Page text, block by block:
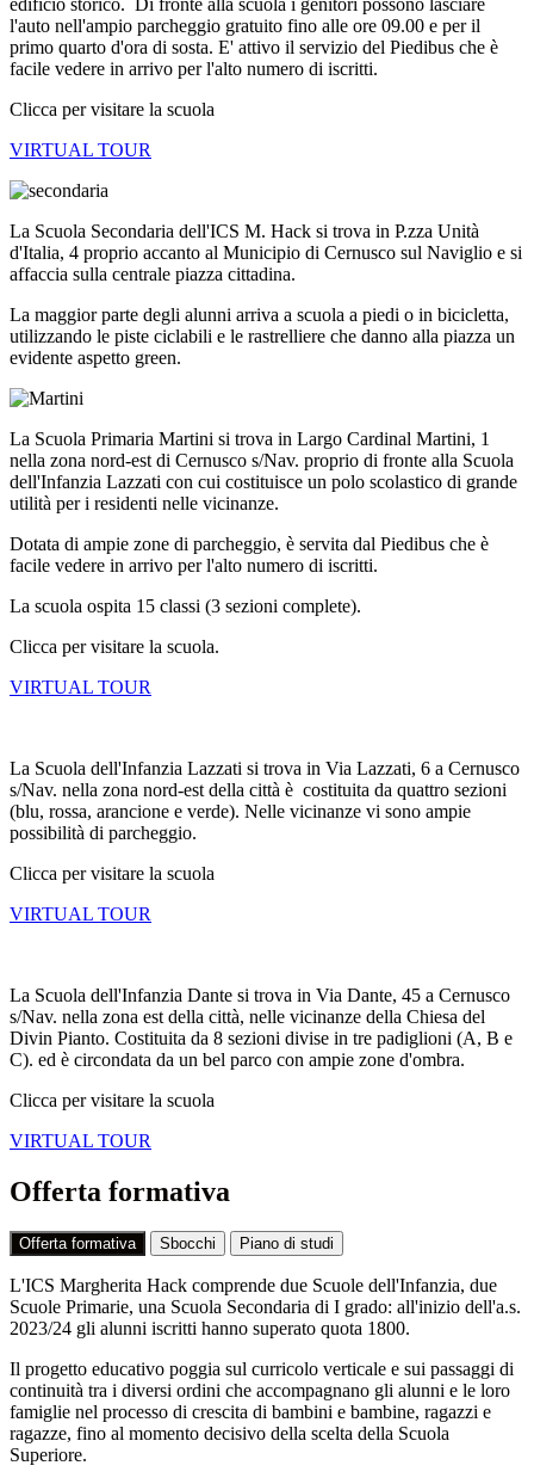
l'auto nell'ampio parcheggio gratuito fino alle ore 09.00 e per il
primo quarto d'ora di sosta. E' attivo il servizio del Piedibus che è
facile vedere in arrivo per l'alto numero di iscritti.
Clicca per visitare la scuola
VIRTUAL TOUR
La Scuola Secondaria dell'ICS M. Hack si trova in P.zza Unità
d'Italia, 4 proprio accanto al Municipio di Cernusco sul Naviglio e si
affaccia sulla centrale piazza cittadina.
La maggior parte degli alunni arriva a scuola a piedi o in bicicletta,
utilizzando le piste ciclabili e le rastrelliere che danno alla piazza un
evidente aspetto green.
La Scuola Primaria Martini si trova in Largo Cardinal Martini, 1
nella zona nord-est di Cernusco s/Nav. proprio di fronte alla Scuola
dell'Infanzia Lazzati con cui costituisce un polo scolastico di grande
utilità per i residenti nelle vicinanze.
Dotata di ampie zone di parcheggio, è servita dal Piedibus che è
facile vedere in arrivo per l'alto numero di iscritti.
La scuola ospita 15 classi (3 sezioni complete).
Clicca per visitare la scuola.
VIRTUAL TOUR
La Scuola dell'Infanzia Lazzati si trova in Via Lazzati, 6 a Cernusco
s/Nav. nella zona nord-est della città è costituita da quattro sezioni
(blu, rossa, arancione e verde). Nelle vicinanze vi sono ampie
possibilità di parcheggio.
Clicca per visitare la scuola
VIRTUAL TOUR
La Scuola dell'Infanzia Dante si trova in Via Dante, 45 a Cernusco
s/Nav. nella zona est della città, nelle vicinanze della Chiesa del
Divin Pianto. Costituita da 8 sezioni divise in tre padiglioni (A, B e
C). ed è circondata da un bel parco con ampie zone d'ombra.
Clicca per visitare la scuola
VIRTUAL TOUR
Offerta formativa
Offerta formativa Sbocchi Piano di studi
L'ICS Margherita Hack comprende due Scuole dell'Infanzia, due
Scuole Primarie, una Scuola Secondaria di I grado: all'inizio dell'a.s.
2023/24 gli alunni iscritti hanno superato quota 1800.
Il progetto educativo poggia sul curricolo verticale e sui passaggi di
continuità tra i diversi ordini che accompagnano gli alunni e le loro
famiglie nel processo di crescita di bambini e bambine, ragazzi e
ragazze, fino al momento decisivo della scelta della Scuola
Superiore.